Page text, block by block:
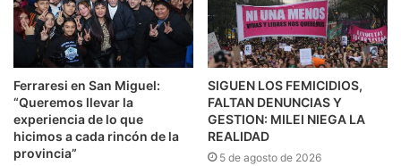
Ferraresi en San Miguel:
“Queremos llevar la
experiencia de lo que
hicimos a cada rincón de la
provincia”
SIGUEN LOS FEMICIDIOS,
FALTAN DENUNCIAS Y
GESTION: MILEI NIEGA LA
REALIDAD
5 de agosto de 2026